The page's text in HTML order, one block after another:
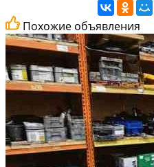
Похожие объявления